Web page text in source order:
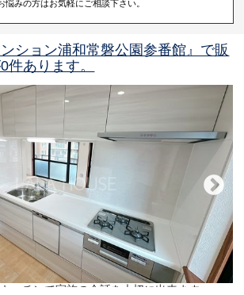
悩みの方はお気軽にご相談下さい。
ンション浦和常磐公園参番館』で販
件あります。
ッチンで家族の会話を大切に出来ます